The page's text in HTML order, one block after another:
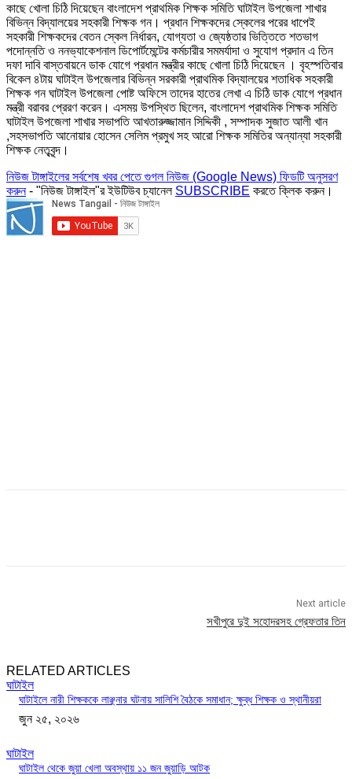
কাছে খোলা চিঠি দিয়েছেন বাংলাদেশ প্রাথমিক শিক্ষক সমিতি ঘাটাইল উপজেলা শাখার
বিভিন্ন বিদ্যালয়ের সহকারী শিক্ষক গন। প্রধান শিক্ষকদের স্কেলের পরের ধাপেই
সহকারী শিক্ষকদের বেতন স্কেল নির্ধারন, যোগ্যতা ও জ্যেষ্ঠতার ভিত্তিতে শতভাগ
পদোন্নতি ও ননভ্যাকেশনাল ডিপোর্টমেন্টের কর্মচারীর সমমর্যাদা ও সুযোগ প্রদান এ তিন
দফা দাবি বাস্তবায়নে ডাক যোগে প্রধান মন্ত্রীর কাছে খোলা চিঠি দিয়েছেন । বৃহস্পতিবার
বিকেল ৪টায় ঘাটাইল উপজেলার বিভিন্ন সরকারী প্রাথমিক বিদ্যালয়ের শতাধিক সহকারী
শিক্ষক গন ঘাটাইল উপজেলা পোষ্ট অফিসে তাদের হাতের লেখা এ চিঠি ডাক যোগে প্রধান
মন্ত্রী বরাবর প্রেরণ করেন। এসময় উপস্থিত ছিলেন, বাংলাদেশ প্রাথমিক শিক্ষক সমিতি
ঘাটাইল উপজেলা শাখার সভাপতি আখতারুজ্জামান সিদ্দিকী , সম্পাদক সুজাত আলী খান
,সহসভাপতি আনোয়ার হোসেন সেলিম প্রমুখ সহ আরো শিক্ষক সমিতির অন্যান্যা সহকারী
শিক্ষক নেতৃবৃন্দ।
নিউজ টাঙ্গাইলের সর্বশেষ খবর পেতে গুগল নিউজ (Google News) ফিডটি অনুসরণ
করুন- "নিউজ টাঙ্গাইল"র ইউটিউব চ্যানেল SUBSCRIBE করতে ক্লিক করুন।
Next article
সখীপুরে দুই সহোদরসহ গ্রেফতার তিন
RELATED ARTICLES
ঘাটাইল
ঘাটাইলে নারী শিক্ষককে লাঞ্ছনার ঘটনায় সালিশি বৈঠকে সমাধান; ক্ষুব্ধ শিক্ষক ও স্থানীয়রা
জুন ২৫, ২০২৬
ঘাটাইল
ঘাটাইল থেকে জুয়া খেলা অবস্থায় ১১ জন জুয়াড়ি আটক